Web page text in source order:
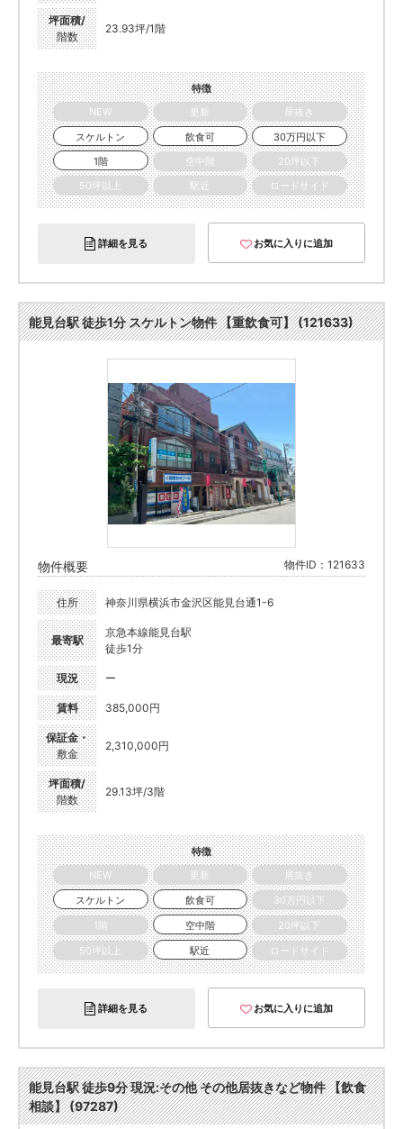
坪面積/
階数
23.93坪/1階
特徴
NEW
更新
居抜き
スケルトン
飲食可
30万円以下
1階
空中階
20坪以下
50坪以上
駅近 ロードサイド
詳細を見る お気に入りに追加
能見台駅 徒歩1分 スケルトン物件 【重飲食可】 (121633)
物件概要 物件ID：121633
住所 神奈川県横浜市金沢区能見台通1-6
最寄駅
京急本線能見台駅
徒歩1分
現況 ー
賃料 385,000円
保証金・
敷金
2,310,000円
坪面積/
階数
29.13坪/3階
特徴
NEW
更新
居抜き
スケルトン
飲食可
30万円以下
1階
空中階
20坪以下
50坪以上
駅近 ロードサイド
詳細を見る お気に入りに追加
能見台駅 徒歩9分 現況:その他 その他居抜きなど物件 【飲食
相談】 (97287)